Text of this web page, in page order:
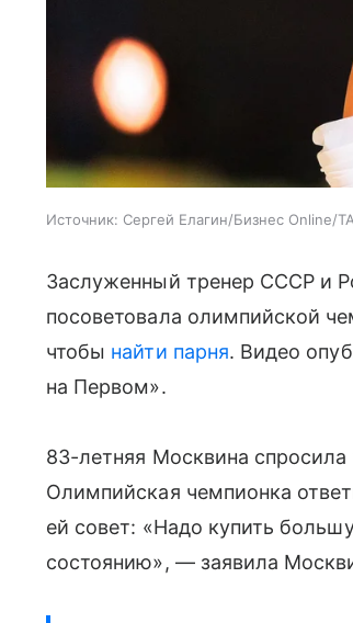
Источник: Сергей Елагин/Бизнес Online/
Заслуженный тренер СССР и
посоветовала олимпийской
чтобы найти парня. Видео
на Первом».
83-летняя Москвина спросила
Олимпийская чемпионка
ей совет: «Надо купить
состоянию», — заявила